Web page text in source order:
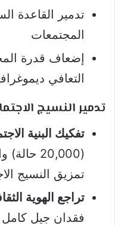
تدمير القاعدة
المجتمعات
إضعاف قدرة
التعافي
تدمير النسيج
تفكيك البنية
(20,000
تمزيق النسيج
تراجع الهوية
فقدان جيل كامل